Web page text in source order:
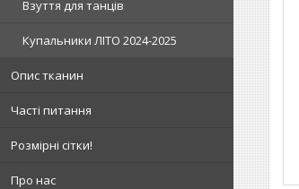
Взуття для танців
Купальники ЛІТО 2024-2025
Опис тканин
Часті питання
Розмірні сітки!
Про нас